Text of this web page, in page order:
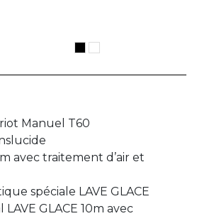
Manuel T60
avec traitement d’air et
spéciale LAVE GLACE
GLACE 10m avec